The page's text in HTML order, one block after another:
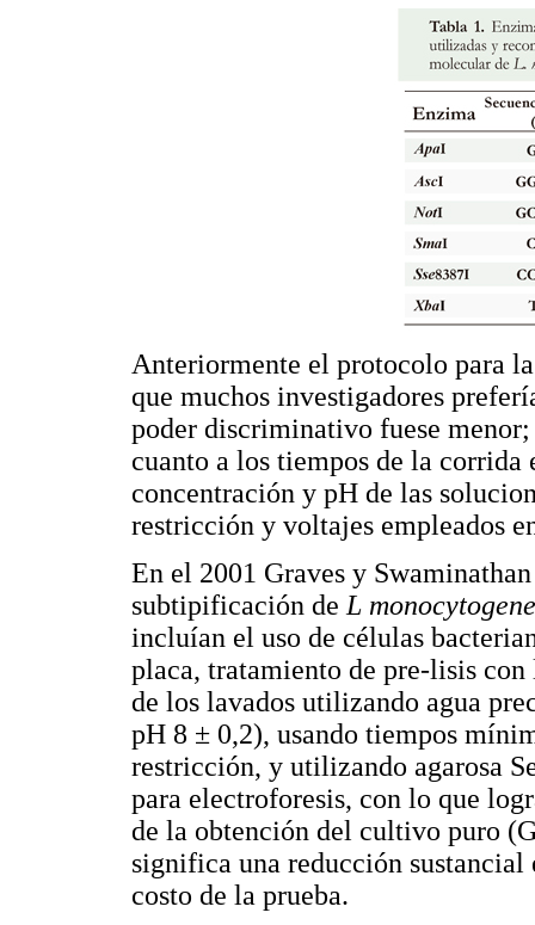
Anteriormente el protocolo para
que muchos investigadores
poder discriminativo fuese
cuanto a los tiempos de la
concentración y pH de las
restricción y voltajes empleados
En el 2001 Graves y
subtipificación de L
incluían el uso de células
placa, tratamiento de pre-lisis
de los lavados utilizando agua
pH 8 ± 0,2), usando tiempos
restricción, y utilizando agarosa
para electroforesis, con lo que
de la obtención del cultivo puro
significa una reducción
costo de la prueba.